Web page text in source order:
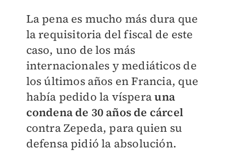
La pena es mucho más dura que
la requisitoria del fiscal de este
caso, uno de los más
internacionales y mediáticos de
los últimos años en Francia, que
había pedido la vísperauna
condena de 30 años de cárcel
contra Zepeda, para quien su
defensa pidió la absolución.